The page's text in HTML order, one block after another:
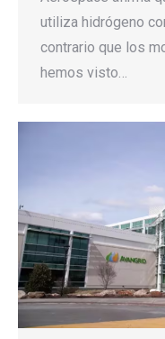
utiliza hidrógeno
contrario que los
hemos visto…